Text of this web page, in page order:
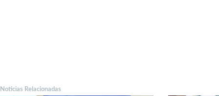
Noticias Relacionadas